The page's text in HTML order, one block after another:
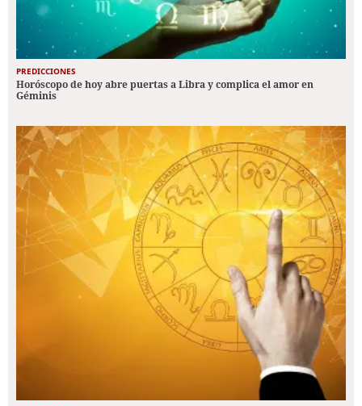
PREDICCIONES
Horóscopo de hoy abre puertas a Libra y complica el amor en
Géminis